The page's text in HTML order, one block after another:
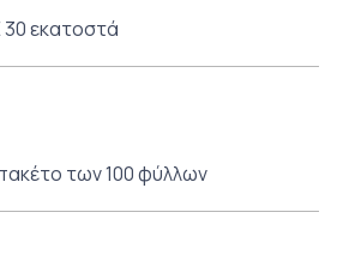
εκατοστά
των 100 φύλλων